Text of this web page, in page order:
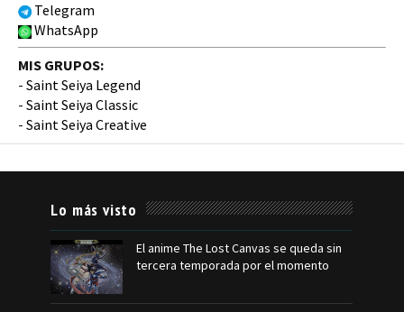
Telegram
WhatsApp
MIS GRUPOS:
- Saint Seiya Legend
- Saint Seiya Classic
- Saint Seiya Creative
Lo más visto
El anime The Lost Canvas se queda sin
tercera temporada por el momento